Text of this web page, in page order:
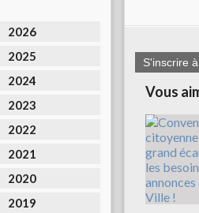
2026
2025
2024
2023
2022
2021
2020
2019
S'inscrire
Vous